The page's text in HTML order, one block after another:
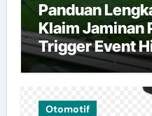
Panduan
Klaim Jaminan
Trigger Event
Pembayaran
Otomotif